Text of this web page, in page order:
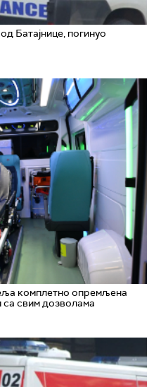
Батајнице, погинуо
комплетно опремљена
са свим дозволама